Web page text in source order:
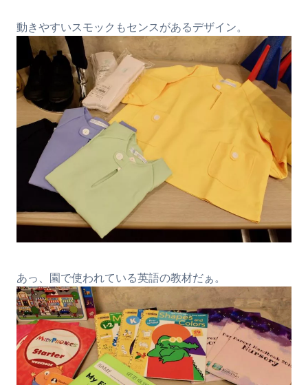
動きやすいスモックもセンスがあるデザイン。
あっ、園で使われている英語の教材だぁ。